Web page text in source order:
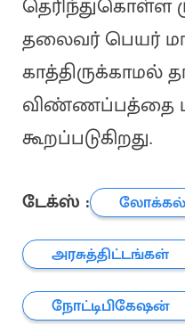
தெரிந்துகொள்ள
தலைவர் பெயர்
காத்திருக்காமல்
விண்ணப்பத்தை
கூறப்படுகிறது.
டேக்ஸ் :
லோக்கல்
அரசுத்திட்டங்கள்
நோட்டிபிகேஷன்